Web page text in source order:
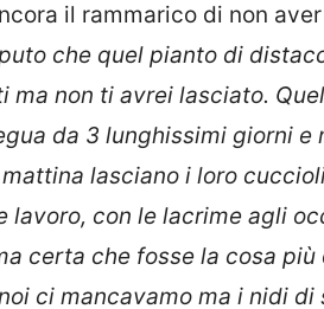
il rammarico di non
che quel pianto di
ma non ti avrei lasciato.
da 3 lunghissimi giorni e
lasciano i loro
lavoro, con le lacrime agli
certa che fosse la cosa più
ci mancavamo ma i nidi di